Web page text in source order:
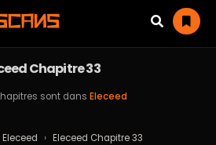
Chapitre 33
sont dans Eleceed
Eleceed › Eleceed Chapitre 33